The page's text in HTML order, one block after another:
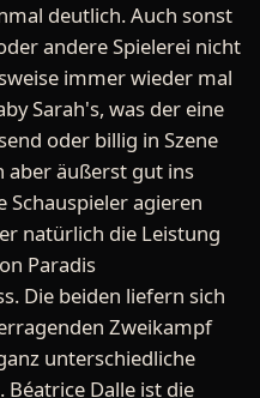
deutlich. Auch sonst
andere Spielerei nicht
immer wieder mal
Sarah's, was der eine
oder billig in Szene
aber äußerst gut ins
Schauspieler agieren
natürlich die Leistung
Paradis
Die beiden liefern sich
Zweikampf
unterschiedliche
Dalle ist die